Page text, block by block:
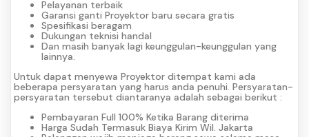
Pelayanan terbaik
Garansi ganti Proyektor baru secara gratis
Spesifikasi beragam
Dukungan teknisi handal
Dan masih banyak lagi keunggulan-keunggulan yang
lainnya.
Untuk dapat menyewa Proyektor ditempat kami ada
beberapa persyaratan yang harus anda penuhi. Persyaratan-
persyaratan tersebut diantaranya adalah sebagai berikut :
Pembayaran Full 100% Ketika Barang diterima
Harga Sudah Termasuk Biaya Kirim Wil. Jakarta